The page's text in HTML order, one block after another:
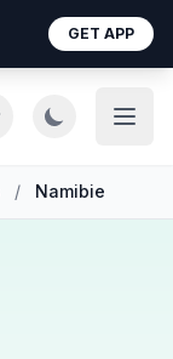
GET APP
/ Namibie